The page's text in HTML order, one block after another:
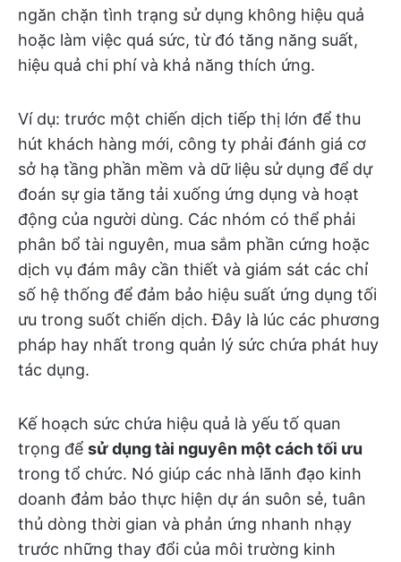
ngăn chặn tình trạng sử dụng không hiệu quả
hoặc làm việc quá sức, từ đó tăng năng suất,
hiệu quả chi phí và khả năng thích ứng.
Ví dụ: trước một chiến dịch tiếp thị lớn để thu
hút khách hàng mới, công ty phải đánh giá cơ
sở hạ tầng phần mềm và dữ liệu sử dụng để dự
đoán sự gia tăng tải xuống ứng dụng và hoạt
động của người dùng. Các nhóm có thể phải
phân bổ tài nguyên, mua sắm phần cứng hoặc
dịch vụ đám mây cần thiết và giám sát các chỉ
số hệ thống để đảm bảo hiệu suất ứng dụng tối
ưu trong suốt chiến dịch. Đây là lúc các phương
pháp hay nhất trong quản lý sức chứa phát huy
tác dụng.
Kế hoạch sức chứa hiệu quả là yếu tố quan
trọng để sử dụng tài nguyên một cách tối ưu
trong tổ chức. Nó giúp các nhà lãnh đạo kinh
doanh đảm bảo thực hiện dự án suôn sẻ, tuân
thủ dòng thời gian và phản ứng nhanh nhạy
trước những thay đổi của môi trường kinh